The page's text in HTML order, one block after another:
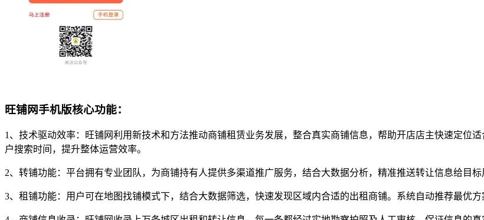
旺铺网手机版核心功能：
1、技术驱动效率：旺铺网利用新技术和方法推动商铺租赁业务发展，整合真实商铺信息，帮助开店店主快速定位
户搜索时间，提升整体运营效率。
2、转铺功能：平台拥有专业团队，为商铺持有人提供多渠道推广服务，结合大数据分析，精准推送转让信息给目
3、租铺功能：用户可在地图找铺模式下，结合大数据筛选，快速发现区域内合适的出租商铺。系统自动推荐最优方